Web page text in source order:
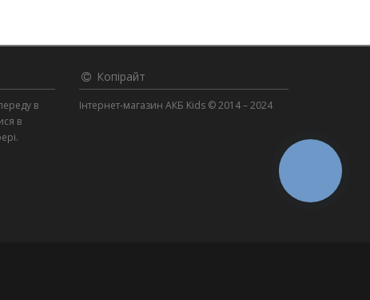
в
в
Копірайт
Інтернет-магазин АКБ Kids © 2014 – 2024